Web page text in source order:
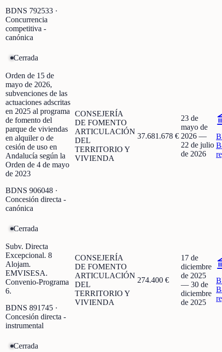
BDNS 792533 ·
Concurrencia
competitiva -
canónica
Cerrada
Orden de 15 de
mayo de 2026,
subvenciones de las
actuaciones adscritas
en 2025 al programa
de fomento del
parque de viviendas
en alquiler o de
cesión de uso en
Andalucía según la
Orden de 4 de mayo
de 2023
BDNS 906048 ·
Concesión directa -
canónica
CONSEJERÍA
DE FOMENTO
ARTICULACIÓN
DEL
TERRITORIO Y
VIVIENDA
37.681.678 €
23 de
mayo de
2026 —
22 de julio
de 2026
Cerrada
Subv. Directa
Excepcional. 8
Alojam.
EMVISESA.
Convenio-Programa
6.
BDNS 891745 ·
Concesión directa -
instrumental
CONSEJERÍA
DE FOMENTO
ARTICULACIÓN
DEL
TERRITORIO Y
VIVIENDA
274.400 €
17 de
diciembre
de 2025
— 30 de
diciembre
de 2025
Cerrada